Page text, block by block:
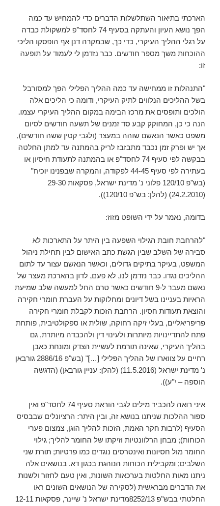
הארכתי בתיאור השתלשלות הדברים כדי להמחיש עד כמה
הפך נושא העיון והעתקה בסעיף 74 לחסד"פ למשקולת כבדה
על רגלי ההליך העיקרי, כדי כך, שבמקרה דנן אף הופסקו הליכי
ההוכחות משך מספר חודשים. כבר נזדמן לי לעמוד על תופעה
זו:
"התנהלות זו ממחישה עד כמה ההליך הפלילי הפך למסורבל
בשל ההליכים הנלווים לתיק העיקרי, ודומה כי הליכים אלה
הולכים ותופסים את מרכז הבימה במקום ההליך העיקרי עצמו.
הנה כי כן, המחוקק קבע סד זמנים של תשעה חודשים לסיום
משפט כאשר הנאשם שוהה במעצר (ולגבי קטין ששה חודשים),
אך יש ופרק זמן נכבד מתבזבז לריק בהמתנה עד למתן החלטה
בבקשה לפי סעיף 74 לחסד"פ או בהמתנה לתעודת חיסיון או
בעתירה לפי סעיף 44-45 לפקודה, והמקרה שבפנינו יוכיח"
(בש"פ 120/10 פלוני נ' מדינת ישראל, פסקאות 29-30
(24.2.2010) (להלן: בש"פ 120/10)).
בדומה, נאמר על ידי השופט מזוז:
"להרחבת חובת הגילוי השפעה בין היתר על התארכות לא
סבירה של השלב שבין הגשת כתב האישום לבין תחילת ניהול
המשפט, בעיקר בתיקים גדולים, וכאשר הנאשם עצור עד לתום
ההליכים נגדו. כבר נזדמן לנו, לא פעם, לדון בהארכת מעצר של
נאשם מעבר ל-9 חודשים כאשר טרם החל למעשה שלב שמיעת
הראיות בעניינו בשל דיונים ומחלוקות על העברת חומרי חקירה
והוצאת תעודות חסיון. הרחבת הזכות לקבלת חומרי חקירה
פריפריאליים, בעלי זיקה רחוקה, שולית או ספקולטיבית, פותחת
פתח להתדיינויות מיותרות ולעינוי דין ולהכבדה מיותרת, גם
בהליך העיקרי, שאינה תורמת לעשיית הצדק ומונחת כאבן
רחיים על צווארו של ההליך הפלילי […]" (בש"פ 2886/16 גורבאן
נ' מדינת ישראל (11.5.2016) (להלן: עניין גורבאן) (הדגשה
הוספה – י"ע)).
איני רואה להכביר מילים לגבי הוראת סעיף 74 לחסד"פ ואין
ספור ההלכות שניתנו בנושא זה, ובין היתר: הרציונלים שבבסיס
הסעיף (לרבות חקר האמת, הזכות להליך הוגן, צמצום פערי
הכוחות); מבחן הרלוונטיות וזיקתו של החומר להליך; גילוי
החומר מול חסיונות ואינטרסים נוגדים כמו פרטיות; תורת שני
השלבים; ומקבילית הכוחות הנוהגת בכגון דא. בנושאים אלה
ניתנו מאות החלטות בערכאות השונות, ואין טעם לחזור ולשנות
את הדברים מבראשית (לסקירה של הנושאים השונים ראו
החלטתי בבש"פ 8252/13מדינת ישראל נ' שיינר, פסקאות 12-11